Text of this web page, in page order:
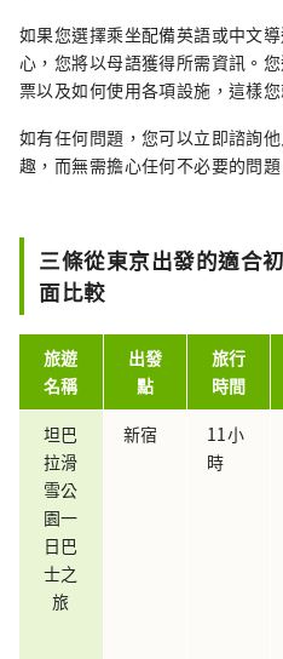
如果您選擇乘坐配備英語或中文
心，您將以母語獲得所需資訊。
票以及如何使用各項設施，這樣
如有任何問題，您可以立即諮詢
趣，而無需擔心任何不必要的問題
三條從東京出發的適合
面比較
旅遊
名稱
出發
點
旅行
時間
坦巴
拉滑
雪公
園一
日巴
士之
旅
新宿
11小
時